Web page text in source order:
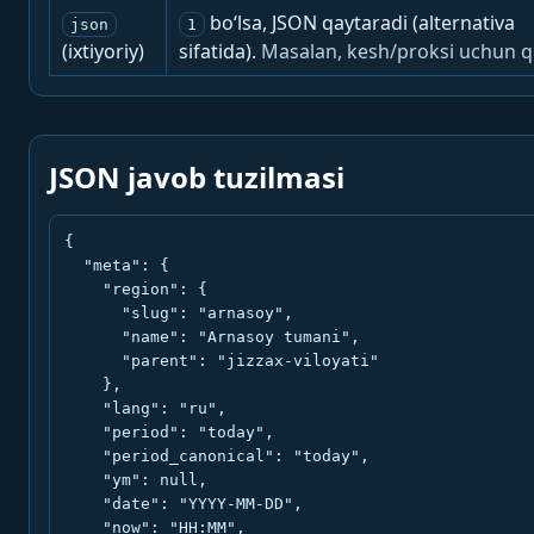
json
(ixtiyoriy)
1
bo‘lsa, JSON qaytaradi (alternativa
sifatida). Masalan, kesh/proksi uchun
JSON javob tuzilmasi
{
  "meta": {
    "region": {
      "slug": "arnasoy",
      "name": "Arnasoy tumani",
      "parent": "jizzax-viloyati"
    },
    "lang": "ru",
    "period": "today",
    "period_canonical": "today",
    "ym": null,
    "date": "YYYY-MM-DD",
    "now": "HH:MM",